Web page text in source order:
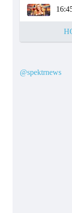
@spektrnews